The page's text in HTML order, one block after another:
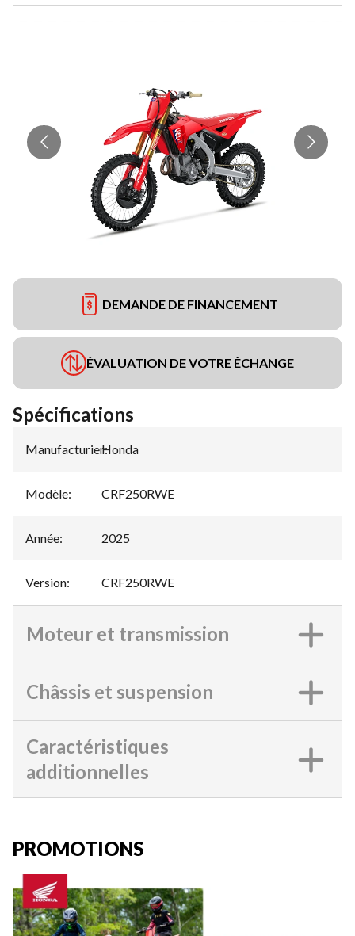
DEMANDE DE FINANCEMENT
ÉVALUATION DE VOTRE ÉCHANGE
Spécifications
Manufacturier:
Honda
Modèle: CRF250RWE
Année: 2025
Version: CRF250RWE
Moteur et transmission
Châssis et suspension
Caractéristiques
additionnelles
PROMOTIONS